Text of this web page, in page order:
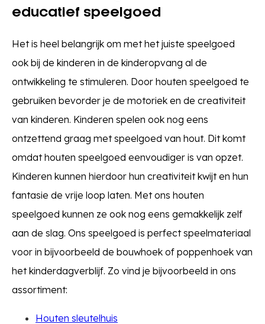
educatief speelgoed
Het is heel belangrijk om met het juiste speelgoed
ook bij de kinderen in de kinderopvang al de
ontwikkeling te stimuleren. Door houten speelgoed te
gebruiken bevorder je de motoriek en de creativiteit
van kinderen. Kinderen spelen ook nog eens
ontzettend graag met speelgoed van hout. Dit komt
omdat houten speelgoed eenvoudiger is van opzet.
Kinderen kunnen hierdoor hun creativiteit kwijt en hun
fantasie de vrije loop laten. Met ons houten
speelgoed kunnen ze ook nog eens gemakkelijk zelf
aan de slag. Ons speelgoed is perfect speelmateriaal
voor in bijvoorbeeld de bouwhoek of poppenhoek van
het kinderdagverblijf. Zo vind je bijvoorbeeld in ons
assortiment:
Houten sleutelhuis